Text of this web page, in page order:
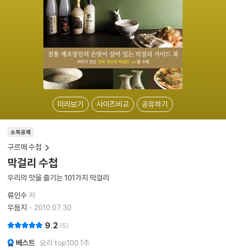
미리보기 사이즈비교 공유하기
소득공제
구르메 수첩
막걸리 수첩
우리의 맛을 즐기는 101가지 막걸리
류인수 저
우듬지
2010.07.30.
9.2 5
베스트 요리 top100 1주